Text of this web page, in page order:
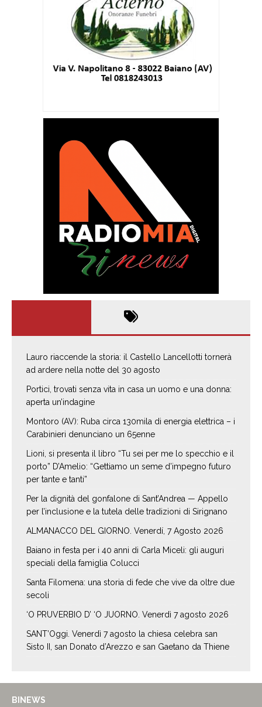
Lauro riaccende la storia: il Castello Lancellotti tornerà
ad ardere nella notte del 30 agosto
Portici, trovati senza vita in casa un uomo e una donna:
aperta un’indagine
Montoro (AV): Ruba circa 130mila di energia elettrica – i
Carabinieri denunciano un 65enne
Lioni, si presenta il libro “Tu sei per me lo specchio e il
porto” D’Amelio: “Gettiamo un seme d’impegno futuro
per tante e tanti”
Per la dignità del gonfalone di Sant’Andrea — Appello
per l’inclusione e la tutela delle tradizioni di Sirignano
ALMANACCO DEL GIORNO. Venerdí, 7 Agosto 2026
Baiano in festa per i 40 anni di Carla Miceli: gli auguri
speciali della famiglia Colucci
Santa Filomena: una storia di fede che vive da oltre due
secoli
‘O PRUVERBIO D’ ‘O JUORNO. Venerdì 7 agosto 2026
SANT’Oggi. Venerdì 7 agosto la chiesa celebra san
Sisto II, san Donato d’Arezzo e san Gaetano da Thiene
BINEWS